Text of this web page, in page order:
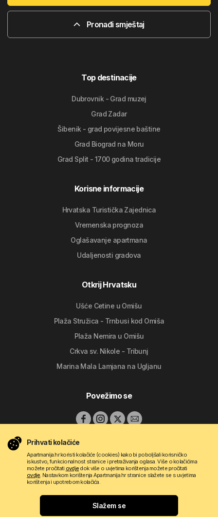
Pronađi smještaj
Top destinacije
Dubrovnik - Grad muzej
Grad Zadar
Šibenik - grad povijesne baštine
Grad Biograd na Moru
Grad Split - 1700 godina tradicije
Korisne informacije
Hrvatska Turistička Zajednica
Vremenska prognoza
Oglašavanje apartmana
Udaljenosti gradova
Otkrij Hrvatsku
Ušće Cetine u Omišu
Plaža Stružica - Trnbusi kod Omiša
Plaža Nemira u Omišu
Crkva sv. Nikole - Tribunj
Marina Mala Lamjana na Ugljanu
Povežimo se
Pravila korištenja
Prihvati kolačiće
Apartmanija.hr koristi kolačiće (cookies) kako bi poboljšali korisničko
iskustvo, funkcionalnost stranice i pretraživanja oglasa. Više o kolačićima
možete pročitati ovdje dok više o uvjetima korištenja možete pročitati
ovdje. Nastavkom korištenja Apartmanija.hr stranice slažete se s uvjetima
korištenja i upotrebom kolačića.
Slažem se